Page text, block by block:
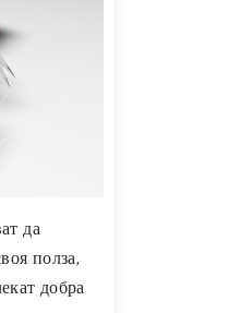
да
полза,
добра